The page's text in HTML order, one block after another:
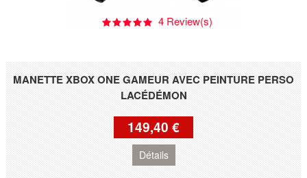
MANETTE XBOX ONE GAMEUR AVEC PEINTURE PERSO
LACÉDÉMON
4 Review(s)
149,40 €
Détails